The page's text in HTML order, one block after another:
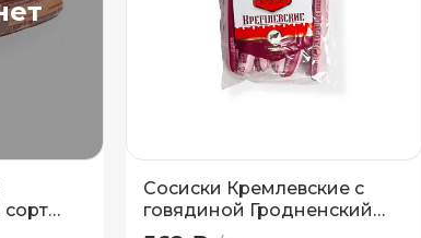
Сосиски Кремлевские с
говядиной Гродненский
МК
Самовывоз
дом